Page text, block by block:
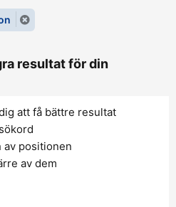
resultat för din
att få bättre resultat
av positionen
av dem